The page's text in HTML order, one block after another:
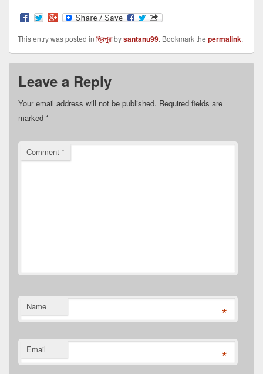
This entry was posted in ত্রিপুরাbysantanu99. Bookmark the permalink.
Leave a Reply
Your email address will not be published. Required fields are
marked *
Comment *
Name *
Email *